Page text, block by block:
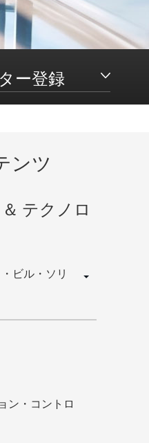
ー登録
ンツ
テクノロ
ビル・ソリ
ン・コントロ